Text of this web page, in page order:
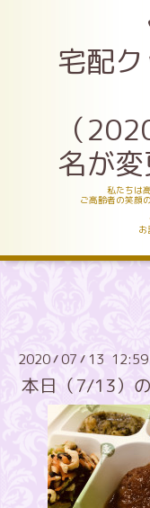
宅配
（
名が変
私たちは
ご高齢者の笑顔
お
2020/07 / 13 12:59
本日（7/13）